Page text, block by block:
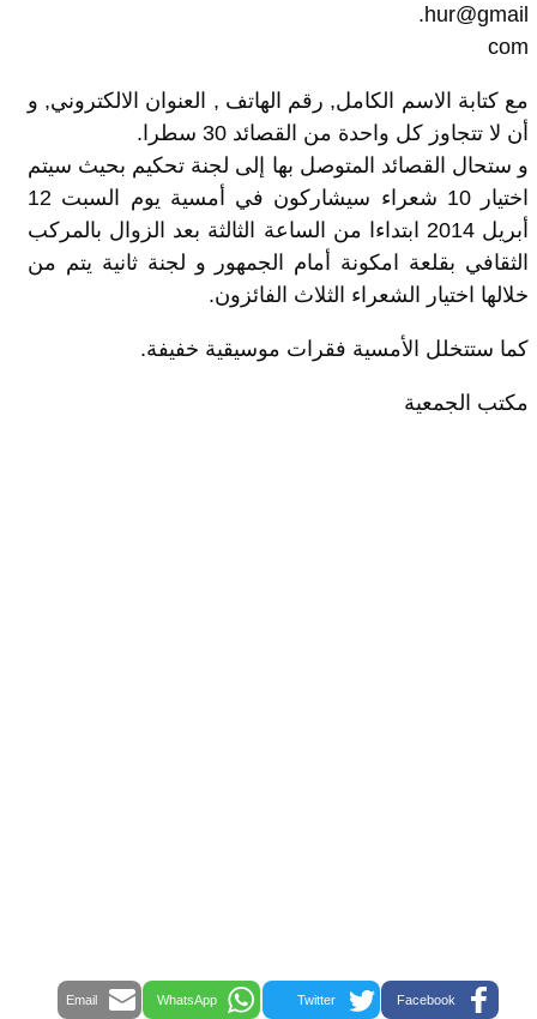
hur@gmail.
com
مع كتابة الاسم الكامل, رقم الهاتف , العنوان الالكتروني, و
أن لا تتجاوز كل واحدة من القصائد 30 سطرا.
و ستحال القصائد المتوصل بها إلى لجنة تحكيم بحيث سيتم
اختيار 10 شعراء سيشاركون في أمسية يوم السبت 12
أبريل 2014 ابتداءا من الساعة الثالثة بعد الزوال بالمركب
الثقافي بقلعة امكونة أمام الجمهور و لجنة ثانية يتم من
خلالها اختيار الشعراء الثلاث الفائزون.
كما ستتخلل الأمسية فقرات موسيقية خفيفة.
مكتب الجمعية
Facebook
Twitter
WhatsApp
Email